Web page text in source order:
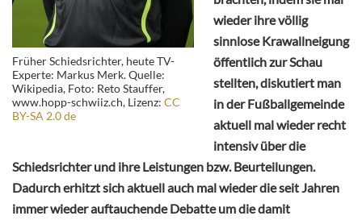
Früher Schiedsrichter, heute TV-
Experte: Markus Merk. Quelle:
Wikipedia, Foto: Reto Stauffer,
www.hopp-schwiiz.ch, Lizenz: CC
BY-SA 2.0 de
wieder ihre völlig
sinnlose Krawallneigung
öffentlich zur Schau
stellten, diskutiert man
in der Fußballgemeinde
aktuell mal wieder recht
intensiv über die
Schiedsrichter und ihre Leistungen bzw. Beurteilungen.
Dadurch erhitzt sich aktuell auch mal wieder die seit Jahren
immer wieder auftauchende Debatte um die damit